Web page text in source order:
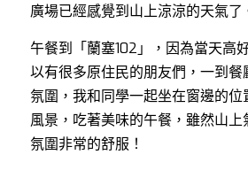
廣場已經感覺到山上涼涼的天氣了
午餐到「蘭塞102」，因為當天高
以有很多原住民的朋友們，一到餐
氛圍，我和同學一起坐在窗邊的
風景，吃著美味的午餐，雖然山上
氛圍非常的舒服！